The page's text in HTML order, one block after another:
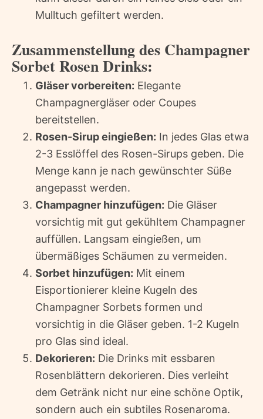
Mulltuch gefiltert werden.
Zusammenstellung des Champagner
Sorbet Rosen Drinks:
Gläser vorbereiten: Elegante
Champagnergläser oder Coupes
bereitstellen.
Rosen-Sirup eingießen: In jedes Glas etwa
2-3 Esslöffel des Rosen-Sirups geben. Die
Menge kann je nach gewünschter Süße
angepasst werden.
Champagner hinzufügen: Die Gläser
vorsichtig mit gut gekühltem Champagner
auffüllen. Langsam eingießen, um
übermäßiges Schäumen zu vermeiden.
Sorbet hinzufügen: Mit einem
Eisportionierer kleine Kugeln des
Champagner Sorbets formen und
vorsichtig in die Gläser geben. 1-2 Kugeln
pro Glas sind ideal.
Dekorieren: Die Drinks mit essbaren
Rosenblättern dekorieren. Dies verleiht
dem Getränk nicht nur eine schöne Optik,
sondern auch ein subtiles Rosenaroma.